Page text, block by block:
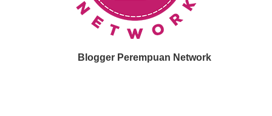
Blogger Perempuan Network